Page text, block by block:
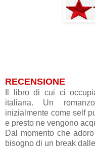
RECENSIONE
Il libro di cui ci
italiana. Un
inizialmente come self
e presto ne vengono
Dal momento che
bisogno di un break